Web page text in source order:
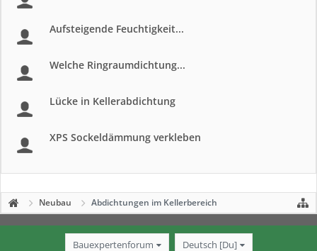
Aufsteigende Feuchtigkeit...
Welche Ringraumdichtung...
Lücke in Kellerabdichtung
XPS Sockeldämmung verkleben
Neubau Abdichtungen im Kellerbereich
Bauexpertenforum Deutsch [Du]